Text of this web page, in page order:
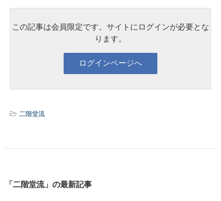
この記事は会員限定です。サイトにログインが必要とな
ります。
二階堂流
「二階堂流」の最新記事